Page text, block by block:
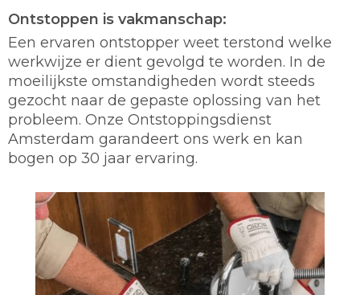
Ontstoppen is vakmanschap:
Een ervaren ontstopper weet terstond welke
werkwijze er dient gevolgd te worden. In de
moeilijkste omstandigheden wordt steeds
gezocht naar de gepaste oplossing van het
probleem. Onze Ontstoppingsdienst
Amsterdam garandeert ons werk en kan
bogen op 30 jaar ervaring.